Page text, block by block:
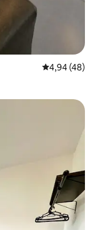
4,94 av 5 i
4,94 (48)